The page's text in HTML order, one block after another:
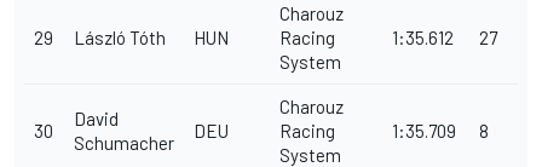
29 László Tóth HUN
Charouz
Racing
System
1:35.612 27
30
David
Schumacher
DEU
Charouz
Racing
System
1:35.709 8